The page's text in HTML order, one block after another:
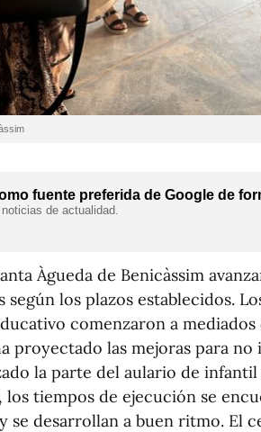
fuente preferida de Google de
de actualidad.
Àgueda de Benicàssim
los plazos establecidos.
comenzaron a mediados
proyectado las mejoras para
la parte del aulario de
los tiempos de ejecución se
se desarrollan a buen ritmo. El